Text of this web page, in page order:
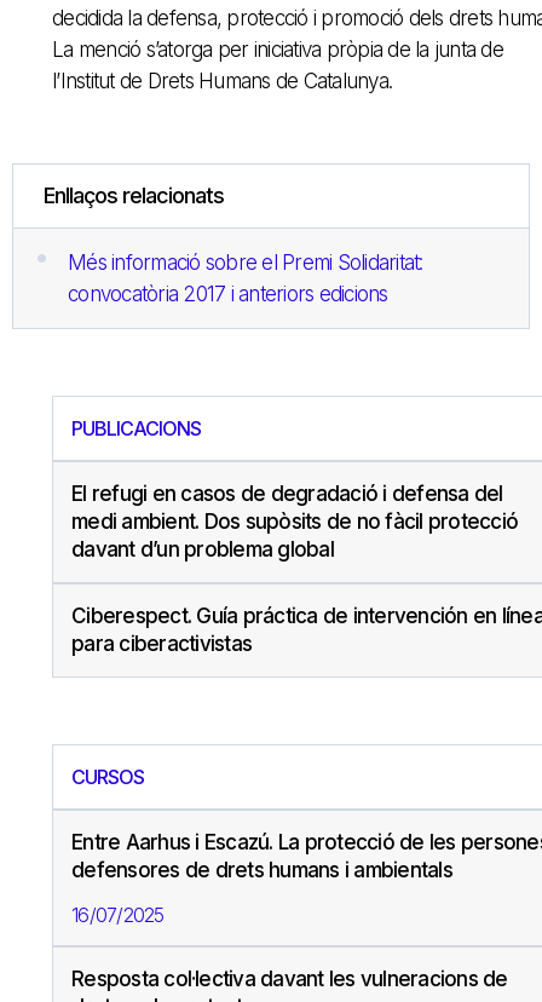
decidida la defensa, protecció i promoció dels drets
La menció s’atorga per iniciativa pròpia de la junta de
l’Institut de Drets Humans de Catalunya.
Enllaços relacionats
Més informació sobre el Premi Solidaritat:
convocatòria 2017 i anteriors edicions
PUBLICACIONS
El refugi en casos de degradació i defensa del
medi ambient. Dos supòsits de no fàcil protecció
davant d’un problema global
Ciberespect. Guía práctica de intervención en
para ciberactivistas
CURSOS
Entre Aarhus i Escazú. La protecció de les
defensores de drets humans i ambientals
16/07/2025
Resposta col·lectiva davant les vulneracions de